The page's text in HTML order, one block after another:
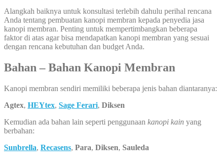
Alangkah baiknya untuk konsultasi terlebih dahulu perihal rencana
Anda tentang pembuatan kanopi membran kepada penyedia jasa
kanopi membran. Penting untuk mempertimbangkan beberapa
faktor di atas agar bisa mendapatkan kanopi membran yang sesuai
dengan rencana kebutuhan dan budget Anda.
Bahan – Bahan Kanopi Membran
Kanopi membran sendiri memiliki beberapa jenis bahan diantaranya:
Agtex, HEYtex, Sage Ferari, Diksen
Kemudian ada bahan lain seperti penggunaan kanopi kain yang
berbahan:
Sunbrella, Recasens, Para, Diksen, Sauleda